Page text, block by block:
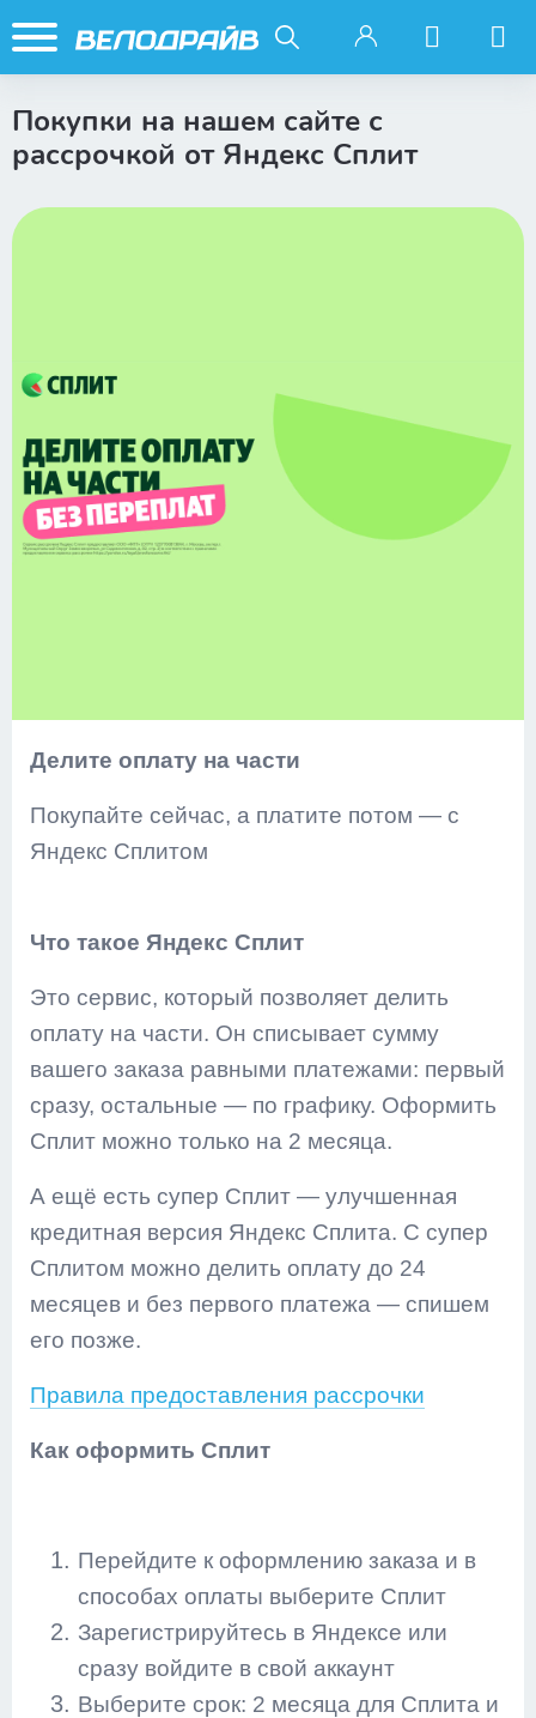
Покупки на нашем сайте с
рассрочкой от Яндекс Сплит
Делите оплату на части
Покупайте сейчас, а платите потом — с
Яндекс Сплитом
Что такое Яндекс Сплит
Это сервис, который позволяет делить
оплату на части. Он списывает сумму
вашего заказа равными платежами: первый
сразу, остальные — по графику. Оформить
Сплит можно только на 2 месяца.
А ещё есть супер Сплит — улучшенная
кредитная версия Яндекс Сплита. С супер
Сплитом можно делить оплату до 24
месяцев и без первого платежа — спишем
его позже.
Правила предоставления рассрочки
Как оформить Сплит
Перейдите к оформлению заказа и в
способах оплаты выберите Сплит
Зарегистрируйтесь в Яндексе или
сразу войдите в свой аккаунт
Выберите срок: 2 месяца для Сплита и